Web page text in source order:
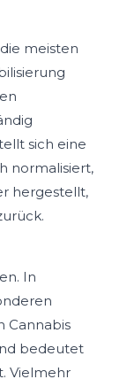
meisten
sich eine
normalisiert,
hergestellt,
In
Cannabis
bedeutet
Vielmehr